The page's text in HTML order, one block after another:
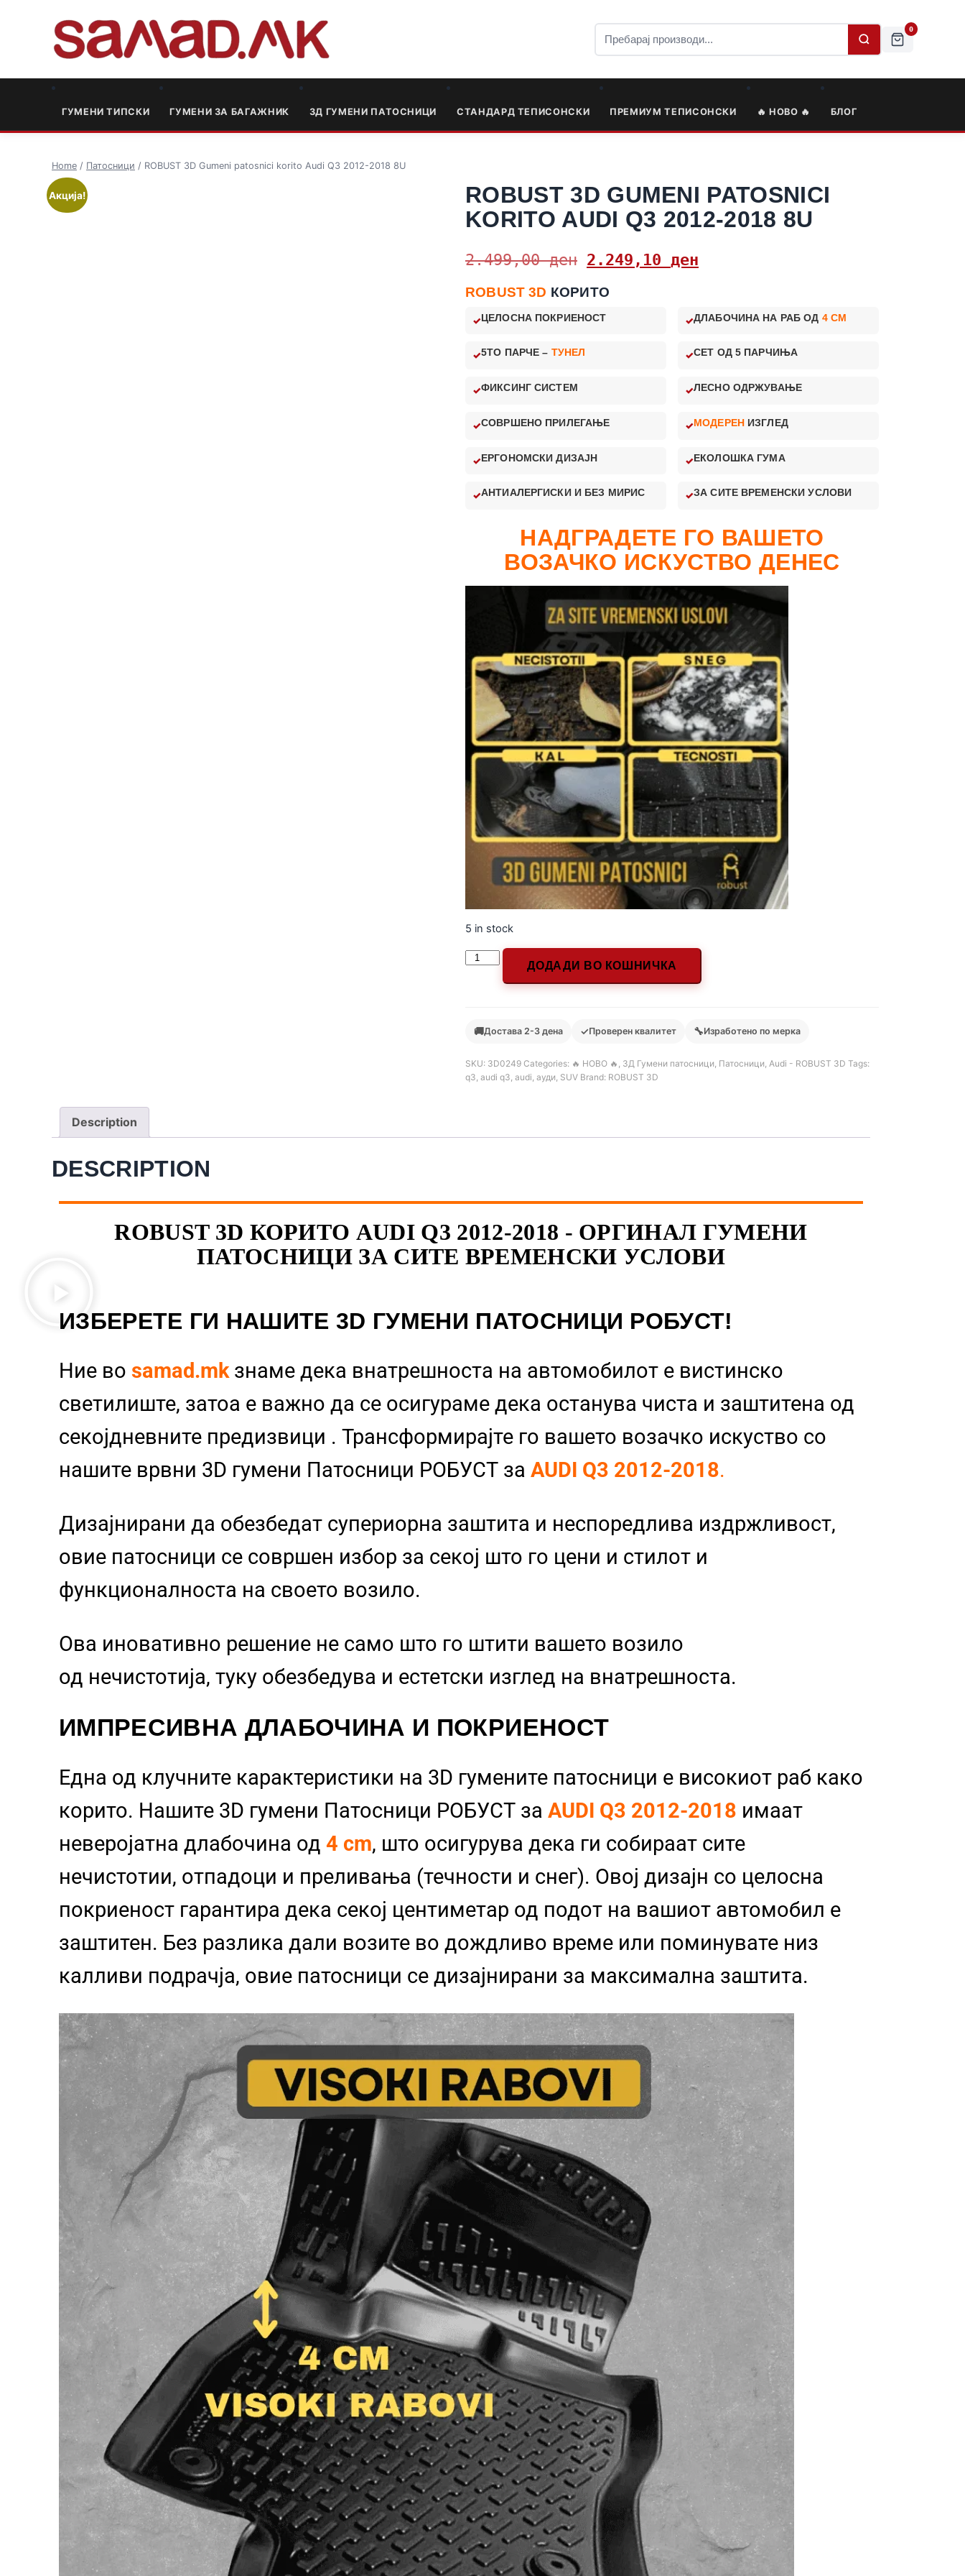
0
ГУМЕНИ ТИПСКИ ГУМЕНИ ЗА БАГАЖНИК 3Д ГУМЕНИ ПАТОСНИЦИ СТАНДАРД ТЕПИСОНСКИ ПРЕМИУМ ТЕПИСОНСКИ 🔥 НОВО 🔥 БЛОГ
Home / Патосници / ROBUST 3D Gumeni patosnici korito Audi Q3 2012-2018 8U
Акција!
ROBUST 3D GUMENI PATOSNICI
KORITO AUDI Q3 2012-2018 8U
2.499,00ден 2.249,10 ден
ROBUST 3D КОРИТО
ЦЕЛОСНА ПОКРИЕНОСТ ДЛАБОЧИНА НА РАБ ОД 4 CM
5ТО ПАРЧЕ – ТУНЕЛ СЕТ ОД 5 ПАРЧИЊА
ФИКСИНГ СИСТЕМ ЛЕСНО ОДРЖУВАЊЕ
СОВРШЕНО ПРИЛЕГАЊЕ МОДЕРЕН ИЗГЛЕД
ЕРГОНОМСКИ ДИЗАЈН ЕКОЛОШКА ГУМА
АНТИАЛЕРГИСКИ И БЕЗ МИРИС ЗА СИТЕ ВРЕМЕНСКИ УСЛОВИ
НАДГРАДЕТЕ ГО ВАШЕТО
ВОЗАЧКО ИСКУСТВО ДЕНЕС
5 in stock
ДОДАДИ ВО КОШНИЧКА
🚚Достава 2-3 дена ✓Проверен квалитет 🔧Изработено по мерка
SKU: 3D0249 Categories: 🔥 НОВО 🔥 3Д Гумени патосници Патосници Audi - ROBUST 3D Tags:
q3 audi q3 audi ауди SUV Brand: ROBUST 3D
Description
DESCRIPTION
ROBUST 3D КОРИТО AUDI Q3 2012-2018 - ОРГИНАЛ ГУМЕНИ
ПАТОСНИЦИ ЗА СИТЕ ВРЕМЕНСКИ УСЛОВИ
ИЗБЕРЕТЕ ГИ НАШИТЕ 3D ГУМЕНИ ПАТОСНИЦИ РОБУСТ!
Ние во samad.mk знаме дека внатрешноста на автомобилот е вистинско
светилиште, затоа е важно да се осигураме дека останува чиста и заштитена од
секојдневните предизвици . Трансформирајте го вашето возачко искуство со
нашите врвни 3D гумени Патосници РОБУСТ за AUDI Q3 2012-2018.
Дизајнирани да обезбедат супериорна заштита и неспоредлива издржливост,
овие патосници се совршен избор за секој што го цени и стилот и
функционалноста на своето возило.
Ова иновативно решение не само што го штити вашето возило
од нечистотија, туку обезбедува и естетски изглед на внатрешноста.
ИМПРЕСИВНА ДЛАБОЧИНА И ПОКРИЕНОСТ
Една од клучните карактеристики на 3D гумените патосници е високиот раб како
корито. Нашите 3D гумени Патосници РОБУСТ за AUDI Q3 2012-2018 имаат
неверојатна длабочина од 4 cm, што осигурува дека ги собираат сите
нечистотии, отпадоци и преливања (течности и снег). Овој дизајн со целосна
покриеност гарантира дека секој центиметар од подот на вашиот автомобил е
заштитен. Без разлика дали возите во дождливо време или поминувате низ
калливи подрачја, овие патосници се дизајнирани за максимална заштита.